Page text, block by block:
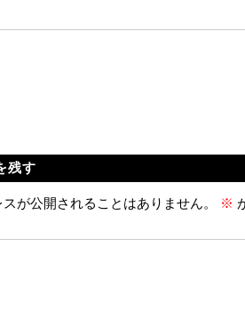
残す
スが公開されることはありません。 ※